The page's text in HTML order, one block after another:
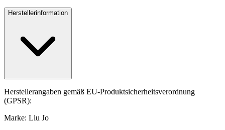
Herstellerinformation
Herstellerangaben gemäß EU-Produktsicherheitsverordnung
(GPSR):
Marke: Liu Jo